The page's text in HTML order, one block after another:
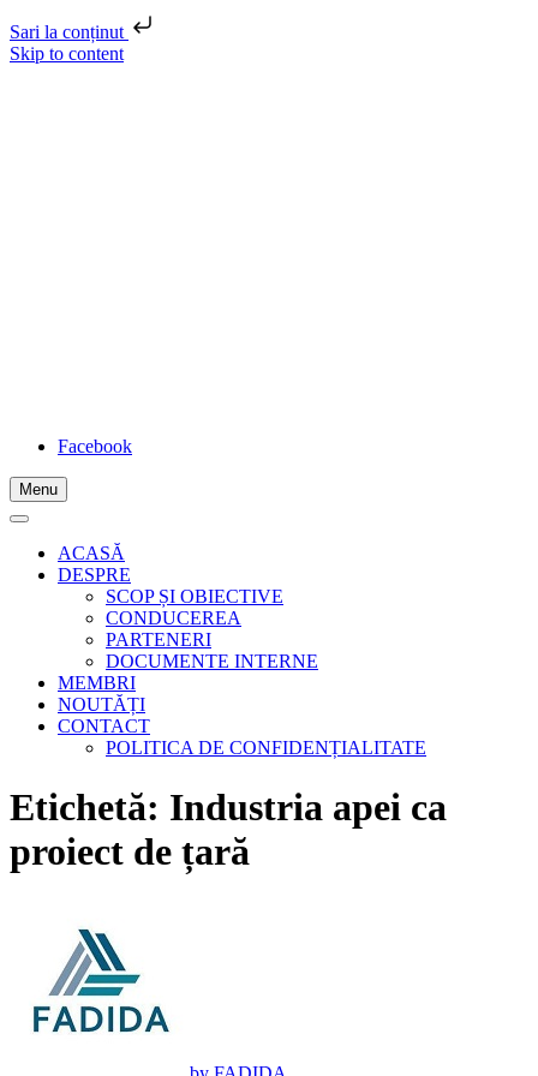
Sari la conținut
Skip to content
Facebook
Menu
ACASĂ
DESPRE
SCOP ȘI OBIECTIVE
CONDUCEREA
PARTENERI
DOCUMENTE INTERNE
MEMBRI
NOUTĂȚI
CONTACT
POLITICA DE CONFIDENȚIALITATE
Etichetă: Industria apei ca
proiect de țară